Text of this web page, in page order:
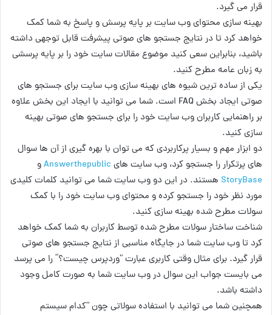
قرار می گیرد.
بهینه سازی محتوای وب سایت بر پایه پرسش و پاسخ به شما کمک
خواهد کرد تا در نتایج جستجو های صوتی پیشرفت قابل توجهی داشته
باشید، بنابراین سعی کنید موضوع مقالات سایت خود را بر پایه پرسشی
به زبان عامه مطرح کنید.
یکی از ساده ترین شیوه های بهینه سازی وب سایت برای جستجو های
صوتی ایجاد بخش FAQ است. شما می توانید با ایجاد این بخش علاوه
بر راهنمایی کاربران وب سایت خود را برای جستجو های صوتی بهینه
سازی کنید.
دو ابزار مهم و بسیار پرکاربردی که می توان با بهره گیری از آن ها سوال
های پرتکرار را جستجو کرد، وب سایت های Answerthepublicو
StoryBase هستند. در این دو وب سایت شما می توانید کلمات کلیدی
مورد نظر خود را جستجو کرده و محتوای وب سایت خود را با کمک
سولات مطرح شده بهینه سازی کنید.
شناخت ساختار سولات مطرح شده توسط کاربران به شما کمک خواهد
کرد تا وب سایت شما در جایگاه مناسبی از نتایج جستجو های صوتی
قرار گیرد. برای مثال وقتی کاربری عبارت “وردپرس چیست؟” را می پرسد
می بایست جواب این سوال در وب سایت شما به صورت کامل وجود
داشته باشد.
همچنین شما می توانید با استفاده سولاتی چون “کدام سیستم